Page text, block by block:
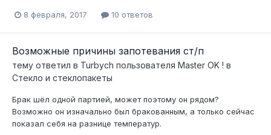
8 февраля, 2017 10 ответов
Возможные причины запотевания ст/п
тему ответил в Turbych пользователя Master OK ! в
Стекло и стеклопакеты
Брак шёл одной партией, может поэтому он рядом?
Возможно он изначально был бракованным, а только сейчас
показал себя на разнице температур.